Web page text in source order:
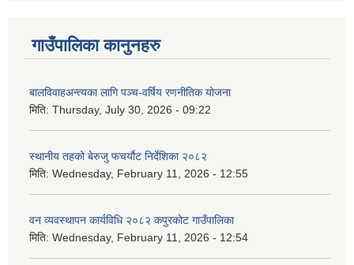
गाउँपालिका कानुनहरु
बालविवाहअन्त्यका लागि पञ्च-वर्षिय रणनीतिक योजना
मिति: Thursday, July 30, 2026 - 09:22
स्थानीय तहको बेरुजु फचर्यौट निर्देशिका २०८२
मिति: Wednesday, February 11, 2026 - 12:55
वन व्यवस्थापन कार्यविधि २०८२ कपुरकोट गाउँपालिका
मिति: Wednesday, February 11, 2026 - 12:54